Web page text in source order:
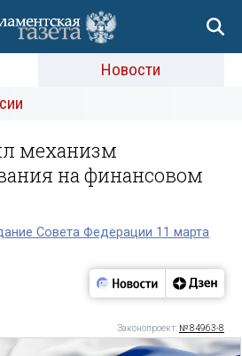
Новости
механизм
на финансовом
Совета Федерации 11 марта
Законопроект: № 84963-8